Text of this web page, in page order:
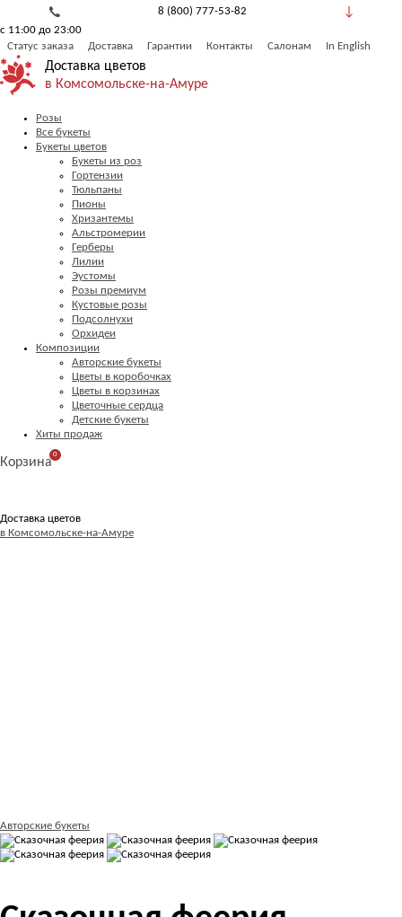
8 (800) 777-53-82
с 11:00 до 23:00
Статус заказа
Доставка Гарантии Контакты Салонам In English
Доставка цветов
в Комсомольске-на-Амуре
Розы
Все букеты
Букеты цветов
Букеты из роз
Гортензии
Тюльпаны
Пионы
Хризантемы
Альстромерии
Герберы
Лилии
Эустомы
Розы премиум
Кустовые розы
Подсолнухи
Орхидеи
Композиции
Авторские букеты
Цветы в коробочках
Цветы в корзинах
Цветочные сердца
Детские букеты
Хиты продаж
Корзина
0
Доставка цветов
в Комсомольске-на-Амуре
Авторские букеты